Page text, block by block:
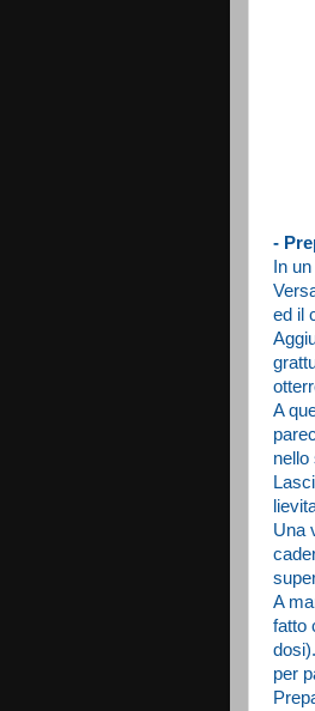
-
In
ed il
A
nello
Una
A
fatto
per